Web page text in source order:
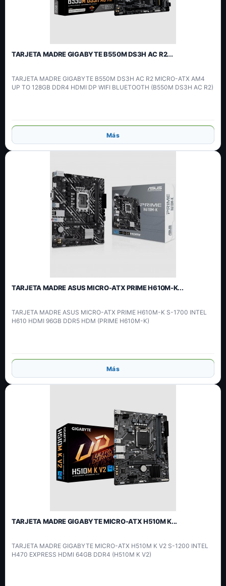
TARJETA MADRE GIGABYTE B550M DS3H AC R2...
TARJETA MADRE GIGABYTE B550M DS3H AC R2 MICRO-ATX AM4
UP TO 128GB DDR4 HDMI DP WIFI BLUETOOTH (B550M DS3H AC R2)
Añadir
Más
TARJETA MADRE ASUS MICRO-ATX PRIME H610M-K...
TARJETA MADRE ASUS MICRO-ATX PRIME H610M-K S-1700 INTEL
H610 HDMI 96GB DDR5 HDM (PRIME H610M-K)
Añadir
Más
TARJETA MADRE GIGABYTE MICRO-ATX H510M K...
TARJETA MADRE GIGABYTE MICRO-ATX H510M K V2 S-1200 INTEL
H470 EXPRESS HDMI 64GB DDR4 (H510M K V2)